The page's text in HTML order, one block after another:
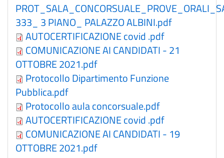
333_ 3 PIANO_ PALAZZO ALBINI.pdf
AUTOCERTIFICAZIONE covid .pdf
COMUNICAZIONE AI CANDIDATI - 21
OTTOBRE 2021.pdf
Protocollo Dipartimento Funzione
Pubblica.pdf
Protocollo aula concorsuale.pdf
AUTOCERTIFICAZIONE covid .pdf
COMUNICAZIONE AI CANDIDATI - 19
OTTOBRE 2021.pdf